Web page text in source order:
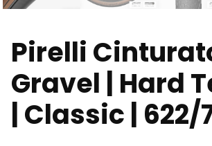
Pirelli
Gravel | Hard
| Classic | 622/